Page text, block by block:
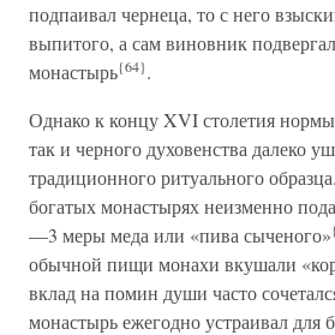
подпаивал чернеца, то с него
выпитого, а сам виновник
монастырь{64}.
Однако к концу XVI столетия
так и черного духовенства далеко
традиционного ритуального
богатых монастырях неизменно
—3 меры меда или «пива сыченого»
обычной пищи монахи вкушали
вклад на помин души часто
монастырь ежегодно устраивал для